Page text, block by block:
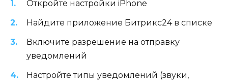
Откройте настройки iPhone
Найдите приложение Битрикс24 в списке
Включите разрешение на отправку
уведомлений
Настройте типы уведомлений (звуки,